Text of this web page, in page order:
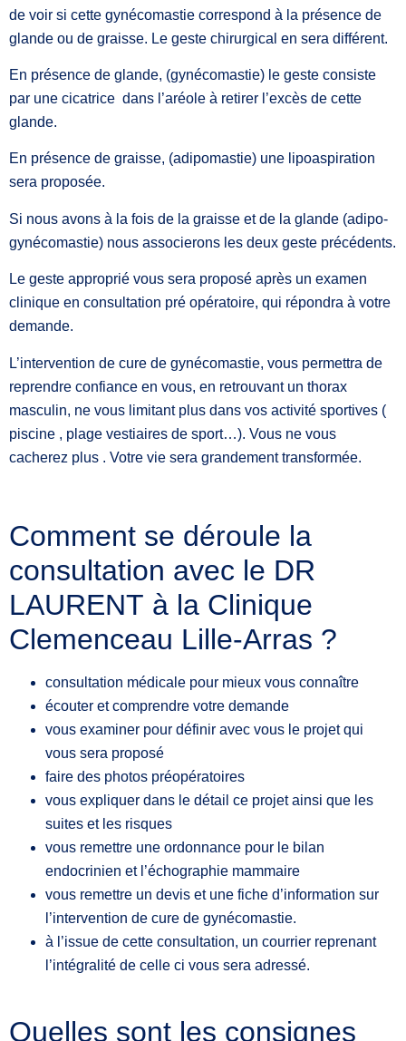
de voir si cette gynécomastie correspond à la présence de
glande ou de graisse. Le geste chirurgical en sera différent.
En présence de glande, (gynécomastie) le geste consiste
par une cicatrice dans l’aréole à retirer l’excès de cette
glande.
En présence de graisse, (adipomastie) une lipoaspiration
sera proposée.
Si nous avons à la fois de la graisse et de la glande (adipo-
gynécomastie) nous associerons les deux geste précédents.
Le geste approprié vous sera proposé après un examen
clinique en consultation pré opératoire, qui répondra à votre
demande.
L’intervention de cure de gynécomastie, vous permettra de
reprendre confiance en vous, en retrouvant un thorax
masculin, ne vous limitant plus dans vos activité sportives (
piscine , plage vestiaires de sport…). Vous ne vous
cacherez plus . Votre vie sera grandement transformée.
Comment se déroule la
consultation avec le DR
LAURENT à la Clinique
Clemenceau Lille-Arras ?
consultation médicale pour mieux vous connaître
écouter et comprendre votre demande
vous examiner pour définir avec vous le projet qui
vous sera proposé
faire des photos préopératoires
vous expliquer dans le détail ce projet ainsi que les
suites et les risques
vous remettre une ordonnance pour le bilan
endocrinien et l’échographie mammaire
vous remettre un devis et une fiche d’information sur
l’intervention de cure de gynécomastie.
à l’issue de cette consultation, un courrier reprenant
l’intégralité de celle ci vous sera adressé.
Quelles sont les consignes